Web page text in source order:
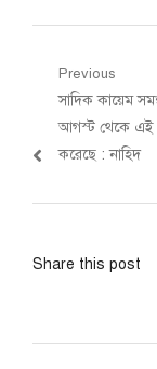
Post
navigation
Previous
Previous
post:
সাদিক কায়েম
আগস্ট থেকে এই
করেছে : নাহিদ
Share this post